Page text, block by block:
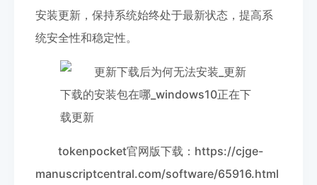
安装更新，保持系统始终处于最新状态，提高系
统安全性和稳定性。
tokenpocket官网版下载：https://cjge-
manuscriptcentral.com/software/65916.html